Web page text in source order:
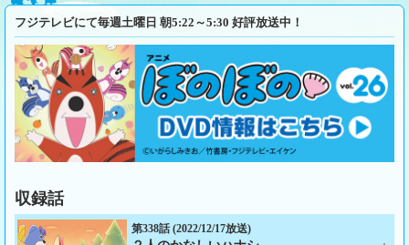
フジテレビにて毎週土曜日 朝5:22～5:30 好評放送中！
収録話
第338話 (2022/12/17放送)